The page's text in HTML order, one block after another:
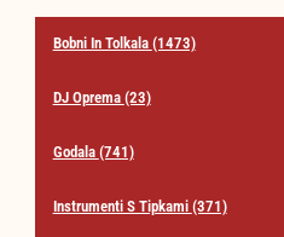
Bobni In Tolkala (1473)
DJ Oprema (23)
Godala (741)
Instrumenti S Tipkami (371)